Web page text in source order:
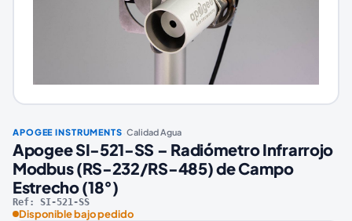
APOGEE INSTRUMENTS Calidad Agua
Apogee SI-521-SS – Radiómetro Infrarrojo
Modbus (RS-232/RS-485) de Campo
Estrecho (18°)
Ref: SI-521-SS
Disponible bajo pedido